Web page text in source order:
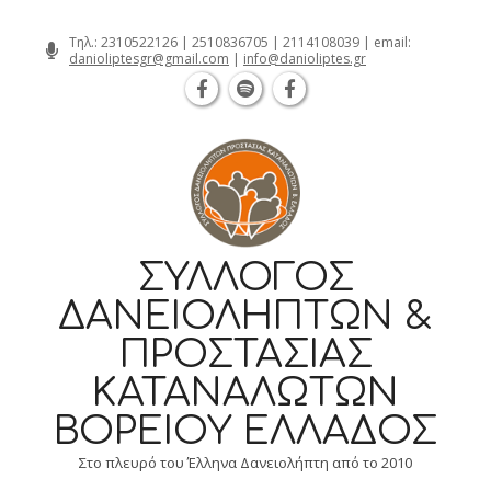
Τηλ.: 2310522126 | 2510836705 | 2114108039 | email:
danioliptesgr@gmail.com | info@danioliptes.gr
ΣΎΛΛΟΓΟΣ
ΔΑΝΕΙΟΛΗΠΤΏΝ &
ΠΡΟΣΤΑΣΊΑΣ
ΚΑΤΑΝΑΛΩΤΏΝ
ΒΟΡΕΊΟΥ ΕΛΛΆΔΟΣ
Στο πλευρό του Έλληνα Δανειολήπτη από το 2010